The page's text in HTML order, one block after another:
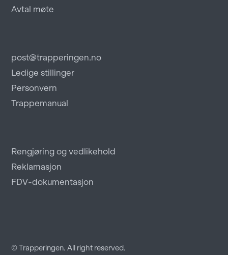
Avtal møte
post@trapperingen.no
Ledige stillinger
Personvern
Trappemanual
Rengjøring og vedlikehold
Reklamasjon
FDV-dokumentasjon
© Trapperingen. All right reserved.